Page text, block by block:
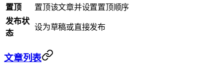
置顶
置顶该文章并设置置顶顺序
发布状
态
设为草稿或直接发布
文章列表